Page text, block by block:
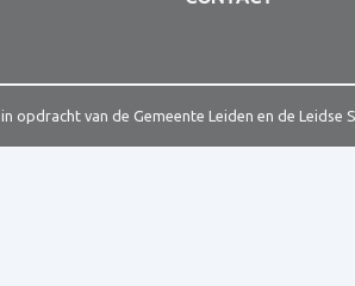
in opdracht van de Gemeente Leiden en de Leidse